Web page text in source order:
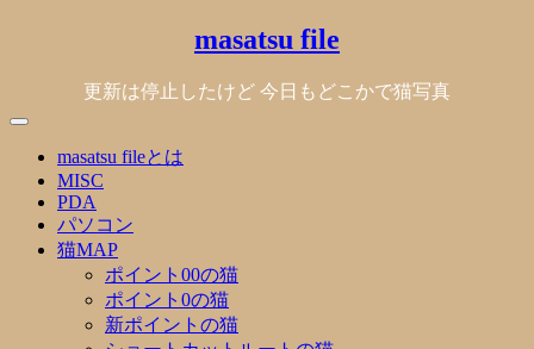
masatsu file
更新は停止したけど 今日もどこかで猫写真
masatsu fileとは
MISC
PDA
パソコン
猫MAP
ポイント00の猫
ポイント0の猫
新ポイントの猫